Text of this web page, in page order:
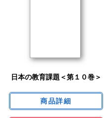
日本の教育課題＜第１０巻＞